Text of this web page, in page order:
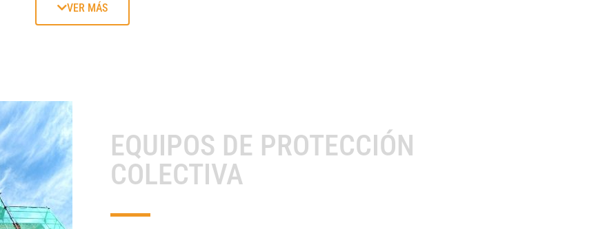
GUANTES
VER MÁS
EQUIPOS DE PROTECCIÓN
COLECTIVA